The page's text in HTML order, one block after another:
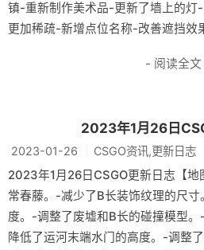
镇-重新制作美术品-更新了墙上的灯
更加稀疏-新增点位名称-改善遮挡效
- 阅读全
2023年1月26日
2023-01-26 CSGO资讯,更新日志
2023年1月26日CSGO更新日志【
常春藤。-减少了B长装饰纹理的尺
度。-调整了废墟和B长的碰撞模型
降低了运河末端水门的高度。-调整